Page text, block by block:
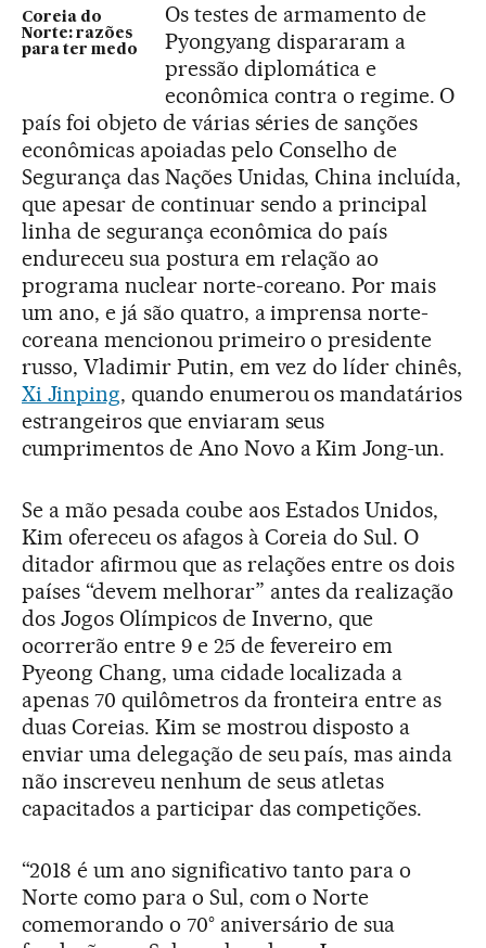
Coreia do
Norte: razões
para ter medo
Os testes de armamento de
Pyongyang dispararam a
pressão diplomática e
econômica contra o regime. O
país foi objeto de várias séries de sanções
econômicas apoiadas pelo Conselho de
Segurança das Nações Unidas, China incluída,
que apesar de continuar sendo a principal
linha de segurança econômica do país
endureceu sua postura em relação ao
programa nuclear norte-coreano. Por mais
um ano, e já são quatro, a imprensa norte-
coreana mencionou primeiro o presidente
russo, Vladimir Putin, em vez do líder chinês,
Xi Jinping, quando enumerou os mandatários
estrangeiros que enviaram seus
cumprimentos de Ano Novo a Kim Jong-un.
Se a mão pesada coube aos Estados Unidos,
Kim ofereceu os afagos à Coreia do Sul. O
ditador afirmou que as relações entre os dois
países “devem melhorar” antes da realização
dos Jogos Olímpicos de Inverno, que
ocorrerão entre 9 e 25 de fevereiro em
Pyeong Chang, uma cidade localizada a
apenas 70 quilômetros da fronteira entre as
duas Coreias. Kim se mostrou disposto a
enviar uma delegação de seu país, mas ainda
não inscreveu nenhum de seus atletas
capacitados a participar das competições.
“2018 é um ano significativo tanto para o
Norte como para o Sul, com o Norte
comemorando o 70° aniversário de sua